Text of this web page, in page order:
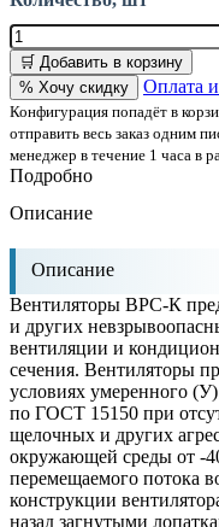
🛒 Добавить в корзину
% Хочу скидку
Оплата и
Конфигурация попадёт в
отправить весь заказ одним
менеджер в течение 1 часа в
Подробно
Описание
Описание
Вентиляторы ВРС-К
и других
вентиляции и
сечения. Вентиляторы
условиях умеренного
по ГОСТ 15150 при
щелочных и других
окружающей среды от -
перемещаемого потока
конструкции
назад загнутыми